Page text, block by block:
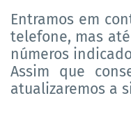
Entramos em
telefone, mas
números
Assim que
atualizaremos a